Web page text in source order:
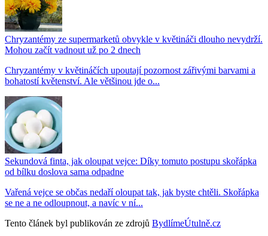
Chryzantémy ze supermarketů obvykle v květináči dlouho nevydrží.
Mohou začít vadnout už po 2 dnech
Chryzantémy v květináčích upoutají pozornost zářivými barvami a
bohatostí květenství. Ale většinou jde o...
Sekundová finta, jak oloupat vejce: Díky tomuto postupu skořápka
od bílku doslova sama odpadne
Vařená vejce se občas nedaří oloupat tak, jak byste chtěli. Skořápka
se ne a ne odloupnout, a navíc v ní...
Tento článek byl publikován ze zdrojů BydlímeÚtulně.cz